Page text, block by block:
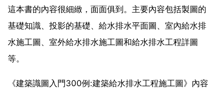
這本書的內容很細緻，面面俱到。主要內容包括製圖的
基礎知識、投影的基礎、給水排水平面圖、室內給水排
水施工圖、室外給水排水施工圖和給水排水工程詳圖
等。
《建築識圖入門300例:建築給水排水工程施工圖》內容